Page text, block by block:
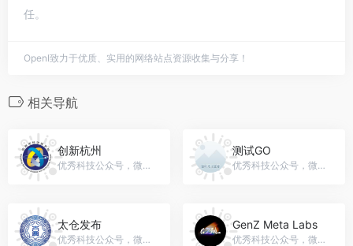
任。
OpenI致力于优质、实用的网络站点资源收集与分享！
相关导航
创新杭州
优秀科技公众号，微信号：gh_f283dbfb11f2
测试GO
优秀科技公众号，微信号：ceshigo
太仓发布
优秀科技公众号，微信号：gh_014a877b248b
GenZ Meta Labs
优秀科技公众号，微信号：GenZMetaLabs